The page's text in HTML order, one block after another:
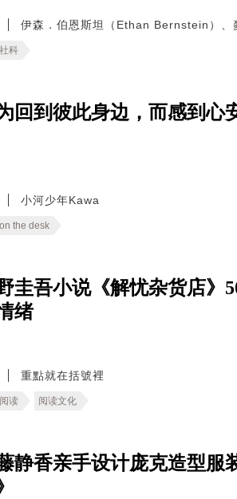
伊森．伯恩斯坦（Ethan Bernstein）
科
回到彼此身边，而感到
小河少年Kawa
the desk
圭吾小说《解忧杂货店》
绪
重點就在括號裡
读 阅读文化
静香亲手设计庞克造型服